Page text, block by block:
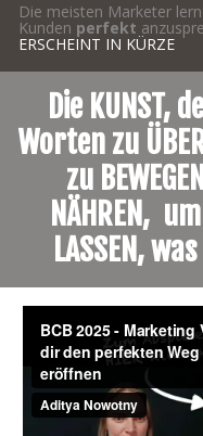
Die meisten Marketer
Kunden perfekt
ERSCHEINT IN KÜRZE
Die KUNST,
Worten zu
zu
NÄHREN,
LASSEN,